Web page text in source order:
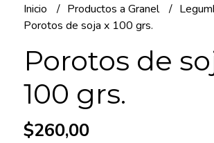
Inicio Productos a Granel
Porotos de soja x 100 grs.
Porotos de
100 grs.
$260,00